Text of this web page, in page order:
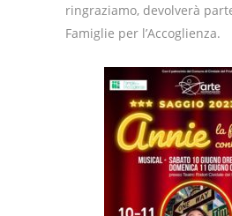
ringraziamo, devolverà
Famiglie per l’Accoglienza.